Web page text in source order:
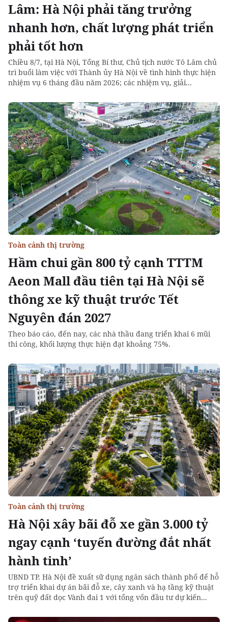
Lâm: Hà Nội phải tăng trưởng
nhanh hơn, chất lượng phát triển
phải tốt hơn
Chiều 8/7, tại Hà Nội, Tổng Bí thư, Chủ tịch nước Tô Lâm chủ
trì buổi làm việc với Thành ủy Hà Nội về tình hình thực hiện
nhiệm vụ 6 tháng đầu năm 2026; các nhiệm vụ, giải...
Hầm chui gần 800 tỷ cạnh TTTM
Aeon Mall đầu tiên tại Hà Nội sẽ
thông xe kỹ thuật trước Tết
Nguyên đán 2027
Toàn cảnh thị trường
Theo báo cáo, đến nay, các nhà thầu đang triển khai 6 mũi
thi công, khối lượng thực hiện đạt khoảng 75%.
Hà Nội xây bãi đỗ xe gần 3.000 tỷ
ngay cạnh ‘tuyến đường đắt nhất
hành tinh’
Toàn cảnh thị trường
UBND TP. Hà Nội đề xuất sử dụng ngân sách thành phố để hỗ
trợ triển khai dự án bãi đỗ xe, cây xanh và hạ tầng kỹ thuật
trên quỹ đất dọc Vành đai 1 với tổng vốn đầu tư dự kiến...